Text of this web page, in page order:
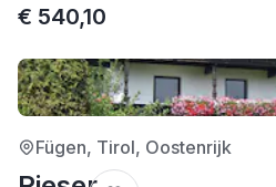
€ 540,10
3/5
Fügen, Tirol, Oostenrijk